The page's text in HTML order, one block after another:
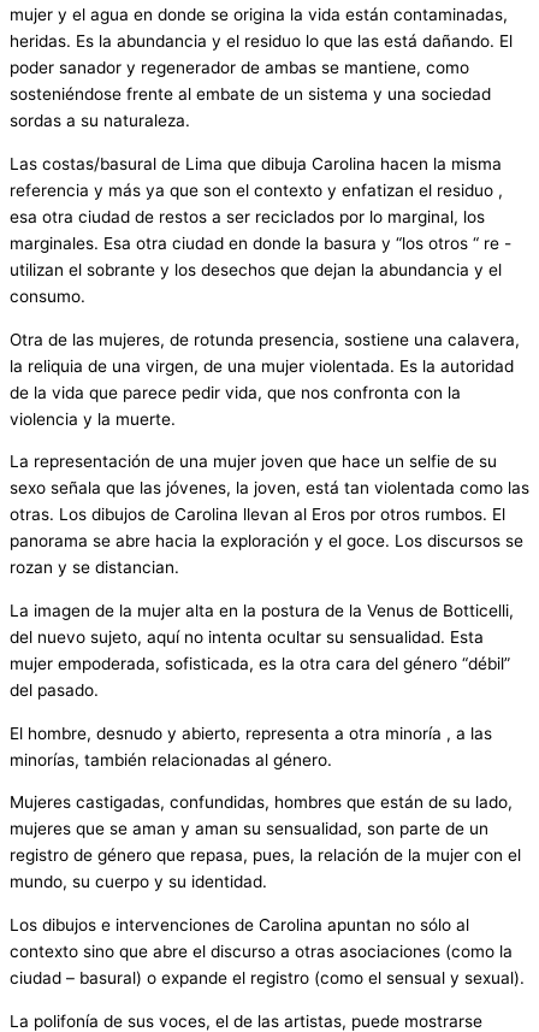
mujer y el agua en donde se origina la vida están contaminadas,
heridas. Es la abundancia y el residuo lo que las está dañando. El
poder sanador y regenerador de ambas se mantiene, como
sosteniéndose frente al embate de un sistema y una sociedad
sordas a su naturaleza.
Las costas/basural de Lima que dibuja Carolina hacen la misma
referencia y más ya que son el contexto y enfatizan el residuo ,
esa otra ciudad de restos a ser reciclados por lo marginal, los
marginales. Esa otra ciudad en donde la basura y “los otros “ re -
utilizan el sobrante y los desechos que dejan la abundancia y el
consumo.
Otra de las mujeres, de rotunda presencia, sostiene una calavera,
la reliquia de una virgen, de una mujer violentada. Es la autoridad
de la vida que parece pedir vida, que nos confronta con la
violencia y la muerte.
La representación de una mujer joven que hace un selfie de su
sexo señala que las jóvenes, la joven, está tan violentada como las
otras. Los dibujos de Carolina llevan al Eros por otros rumbos. El
panorama se abre hacia la exploración y el goce. Los discursos se
rozan y se distancian.
La imagen de la mujer alta en la postura de la Venus de Botticelli,
del nuevo sujeto, aquí no intenta ocultar su sensualidad. Esta
mujer empoderada, sofisticada, es la otra cara del género “débil”
del pasado.
El hombre, desnudo y abierto, representa a otra minoría , a las
minorías, también relacionadas al género.
Mujeres castigadas, confundidas, hombres que están de su lado,
mujeres que se aman y aman su sensualidad, son parte de un
registro de género que repasa, pues, la relación de la mujer con el
mundo, su cuerpo y su identidad.
Los dibujos e intervenciones de Carolina apuntan no sólo al
contexto sino que abre el discurso a otras asociaciones (como la
ciudad – basural) o expande el registro (como el sensual y sexual).
La polifonía de sus voces, el de las artistas, puede mostrarse